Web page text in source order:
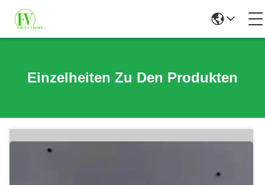
Einzelheiten Zu Den Produkten